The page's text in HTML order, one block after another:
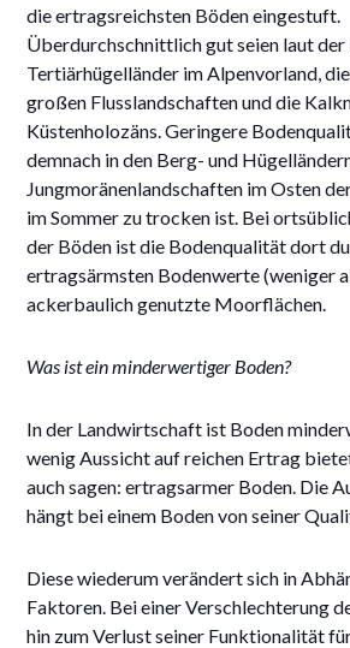
die ertragsreichsten Böden eingestuft.
Überdurchschnittlich gut seien laut der
Tertiärhügelländer im Alpenvorland,
großen Flusslandschaften und die
Küstenholozäns. Geringere
demnach in den Berg- und
Jungmoränenlandschaften im Osten
im Sommer zu trocken ist. Bei
der Böden ist die Bodenqualität dort
ertragsärmsten Bodenwerte (weniger
ackerbaulich genutzte Moorflächen.
Was ist ein minderwertiger Boden?
In der Landwirtschaft ist Boden
wenig Aussicht auf reichen Ertrag
auch sagen: ertragsarmer Boden. Die
hängt bei einem Boden von seiner
Diese wiederum verändert sich in
Faktoren. Bei einer Verschlechterung
hin zum Verlust seiner Funktionalität